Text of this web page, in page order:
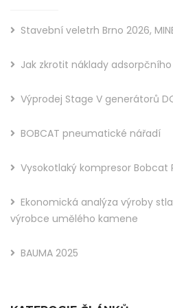
Stavební veletrh Brno 2026,
Jak zkrotit náklady
Výprodej Stage V generátorů
BOBCAT pneumatické nářadí
Vysokotlaký kompresor Bobcat
Ekonomická analýza výroby
výrobce umělého kamene
BAUMA 2025